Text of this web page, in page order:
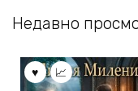
Недавно